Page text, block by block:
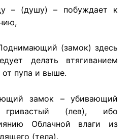
– (душу) – побуждает к
(замок) здесь
делать втягиванием
пупа и выше.
замок – убивающий
(лев), ибо
Облачной влаги из
(тела).